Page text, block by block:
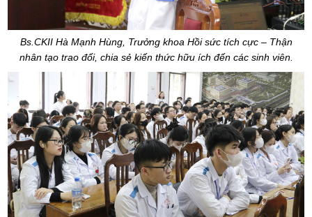
Bs.CKII Hà Mạnh Hùng, Trưởng khoa Hồi sức tích cực – Thận
nhân tạo trao đổi, chia sẻ kiến thức hữu ích đến các sinh viên.